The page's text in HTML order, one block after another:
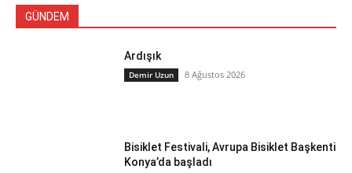
GÜNDEM
Ardışık
Demir Uzun 8 Ağustos 2026
Bisiklet Festivali, Avrupa Bisiklet Başkenti
Konya’da başladı